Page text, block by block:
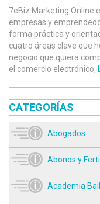
7eBiz Marketing Online
empresas y
forma práctica y
cuatro áreas clave que
negocio que quiera
el comercio electrónico,
CATEGORÍAS
Abogados
Abonos y
Academia